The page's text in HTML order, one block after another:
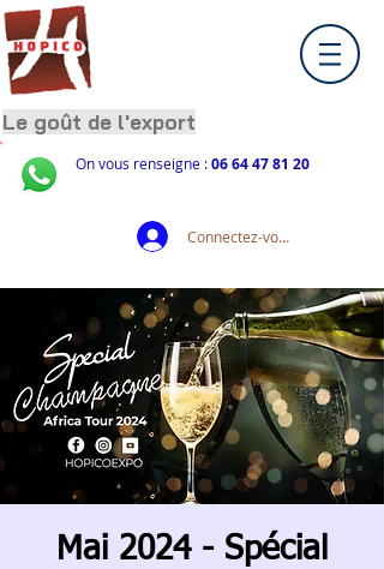
Le goût de l'export
On vous renseigne :06 64 47 81 20
Connectez-vous
Mai 2024 - Spécial